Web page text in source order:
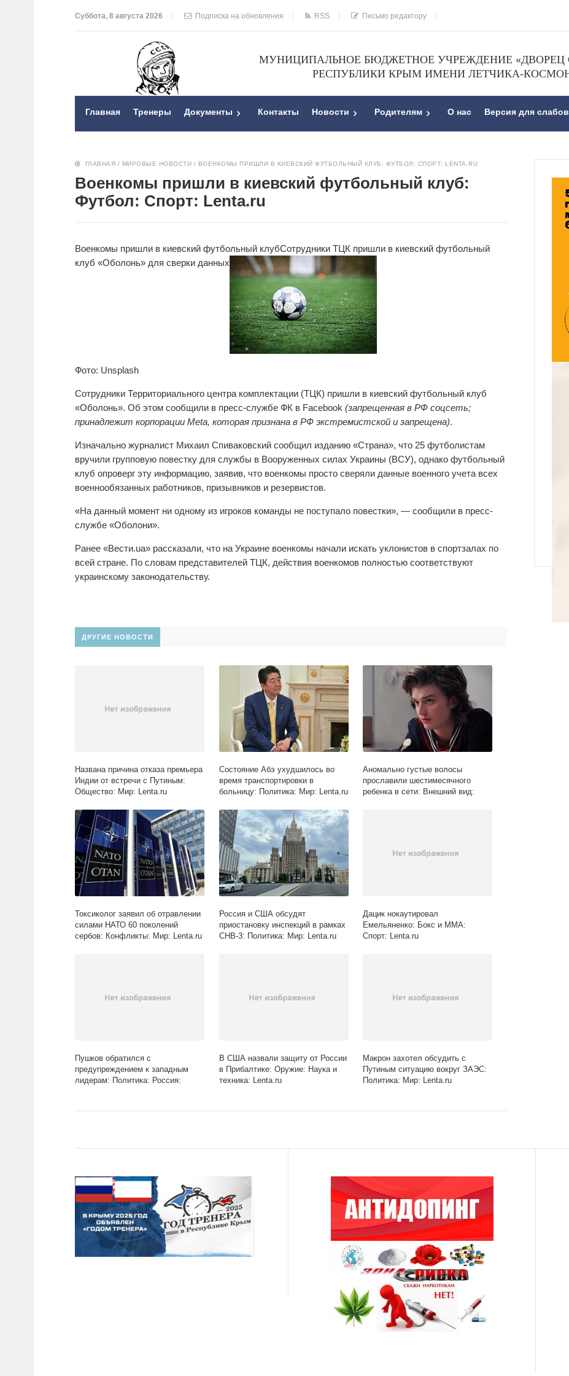
Суббота, 8 августа 2026 Подписка на обновления RSS Письмо редактору
МУНИЦИПАЛЬНОЕ БЮДЖЕТНОЕ УЧРЕЖДЕНИЕ «ДВОРЕЦ
РЕСПУБЛИКИ КРЫМ ИМЕНИ ЛЕТЧИКА-
Главная Тренеры Документы Контакты Новости Родителям О нас Версия для
ГЛАВНАЯ / МИРОВЫЕ НОВОСТИ / ВОЕНКОМЫ ПРИШЛИ В КИЕВСКИЙ ФУТБОЛЬНЫЙ КЛУБ: ФУТБОЛ: СПОРТ: LENTA.RU
Военкомы пришли в киевский футбольный клуб:
Футбол: Спорт: Lenta.ru
Военкомы пришли в киевский футбольный клубСотрудники ТЦК пришли в киевский футбольный
клуб «Оболонь» для сверки данных
Фото: Unsplash
Сотрудники Территориального центра комплектации (ТЦК) пришли в киевский футбольный клуб
«Оболонь». Об этом сообщили в пресс-службе ФК в Facebook (запрещенная в РФ соцсеть;
принадлежит корпорации Meta, которая признана в РФ экстремистской и запрещена).
Изначально журналист Михаил Спиваковский сообщил изданию «Страна», что 25 футболистам
вручили групповую повестку для службы в Вооруженных силах Украины (ВСУ), однако футбольный
клуб опроверг эту информацию, заявив, что военкомы просто сверяли данные военного учета всех
военнообязанных работников, призывников и резервистов.
«На данный момент ни одному из игроков команды не поступало повестки», — сообщили в пресс-
службе «Оболони».
Ранее «Вести.ua» рассказали, что на Украине военкомы начали искать уклонистов в спортзалах по
всей стране. По словам представителей ТЦК, действия военкомов полностью соответствуют
украинскому законодательству.
ДРУГИЕ НОВОСТИ
Названа причина отказа премьера
Индии от встречи с Путиным:
Общество: Мир: Lenta.ru
Состояние Абэ ухудшилось во
время транспортировки в
больницу: Политика: Мир: Lenta.ru
Аномально густые волосы
прославили шестимесячного
ребенка в сети: Внешний вид:
Токсиколог заявил об отравлении
силами НАТО 60 поколений
сербов: Конфликты: Мир: Lenta.ru
Россия и США обсудят
приостановку инспекций в рамках
СНВ-3: Политика: Мир: Lenta.ru
Дацик нокаутировал
Емельяненко: Бокс и ММА:
Спорт: Lenta.ru
Пушков обратился с
предупреждением к западным
лидерам: Политика: Россия:
В США назвали защиту от России
в Прибалтике: Оружие: Наука и
техника: Lenta.ru
Макрон захотел обсудить с
Путиным ситуацию вокруг ЗАЭС:
Политика: Мир: Lenta.ru